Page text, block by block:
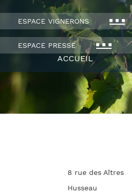
ESPACE VIGNERONS
ESPACE PRESSE
ACCUEIL
8 rue des Aîtres
Husseau